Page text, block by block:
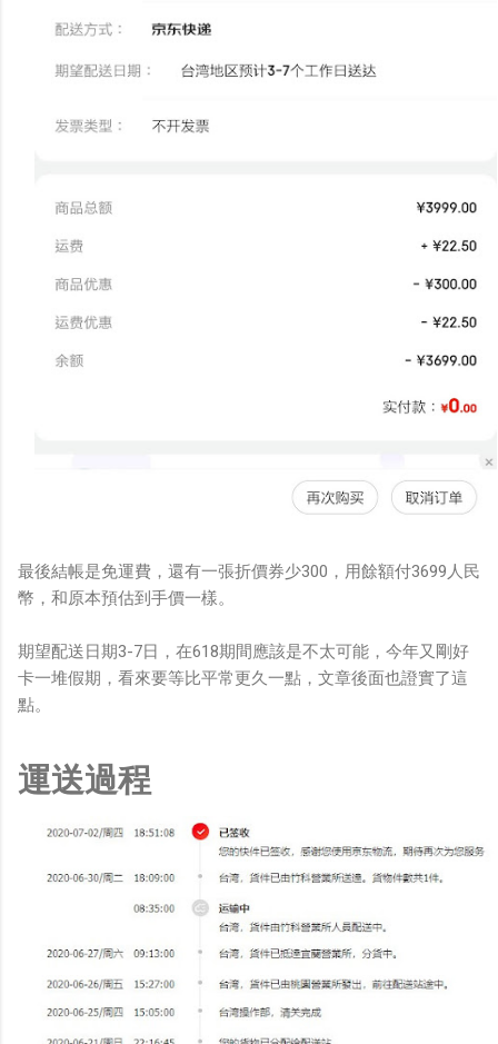
最後結帳是免運費，還有一張折價券少300，用餘額付3699人民
幣，和原本預估到手價一樣。
期望配送日期3-7日，在618期間應該是不太可能，今年又剛好
卡一堆假期，看來要等比平常更久一點，文章後面也證實了這
點。
運送過程